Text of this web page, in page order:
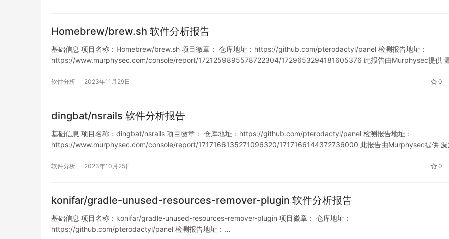
Homebrew/brew.sh 软件分析报告
基础信息 项目名称：Homebrew/brew.sh 项目徽章： 仓库地址：https://github.com/pterodactyl/panel 检测报告地址：
https://www.murphysec.com/console/report/1721259895578722304/1729653294181605376 此报告由Murphysec提供
软件分析 2023年11月29日 0
dingbat/nsrails 软件分析报告
基础信息 项目名称：dingbat/nsrails 项目徽章： 仓库地址：https://github.com/pterodactyl/panel 检测报告地址：
https://www.murphysec.com/console/report/1717166135271096320/1717166144372736000 此报告由Murphysec提供
软件分析 2023年10月25日 0
konifar/gradle-unused-resources-remover-plugin 软件分析报告
基础信息 项目名称：konifar/gradle-unused-resources-remover-plugin 项目徽章： 仓库地址：
https://github.com/pterodactyl/panel 检测报告地址：